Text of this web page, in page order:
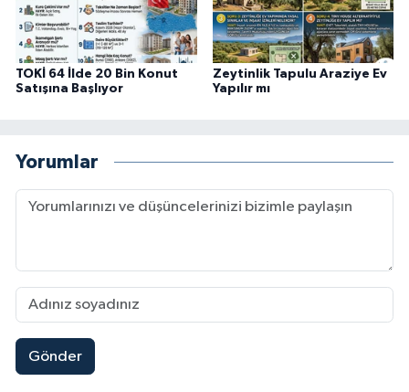
TOKİ 64 İlde 20 Bin Konut
Satışına Başlıyor
Zeytinlik Tapulu Araziye Ev
Yapılır mı
Yorumlar
Gönder